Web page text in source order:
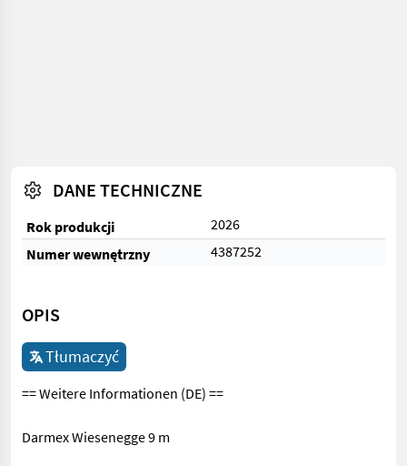
DANE TECHNICZNE
Rok produkcji
2026
Numer wewnętrzny
4387252
OPIS
Tłumaczyć
== Weitere Informationen (DE) ==
Darmex Wiesenegge 9 m